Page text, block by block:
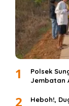
1
Polsek
Jembatan
2
Heboh!,